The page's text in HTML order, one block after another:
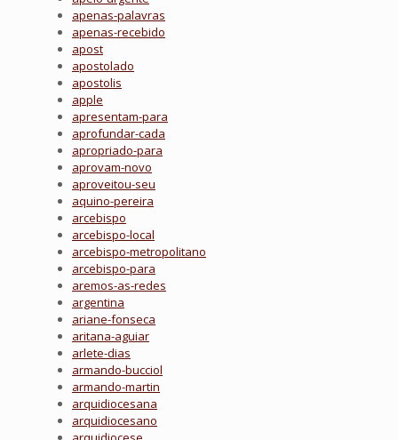
apenas-palavras
apenas-recebido
apost
apostolado
apostolis
apple
apresentam-para
aprofundar-cada
apropriado-para
aprovam-novo
aproveitou-seu
aquino-pereira
arcebispo
arcebispo-local
arcebispo-metropolitano
arcebispo-para
aremos-as-redes
argentina
ariane-fonseca
aritana-aguiar
arlete-dias
armando-bucciol
armando-martin
arquidiocesana
arquidiocesano